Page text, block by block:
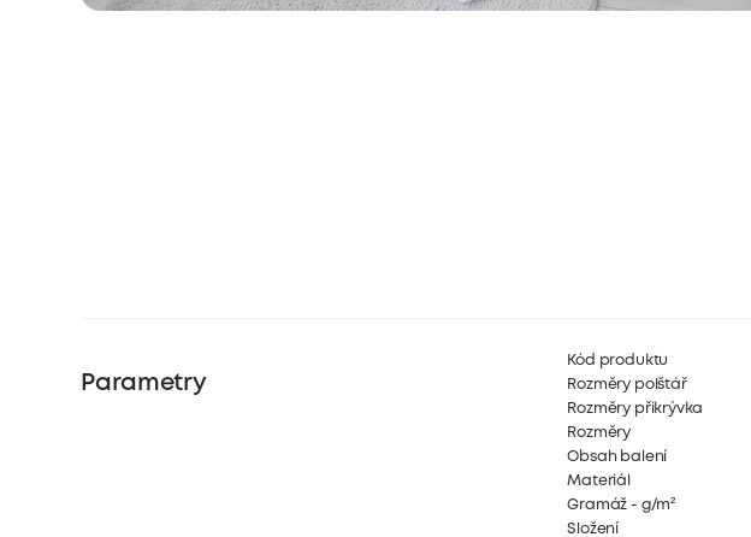
Parametry
Kód produktu
Rozměry polštář
Rozměry přikrývka
Rozměry
Obsah balení
Materiál
Gramáž - g/m²
Složení